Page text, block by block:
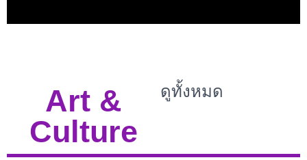
Art &
Culture
ดูทั้งหมด